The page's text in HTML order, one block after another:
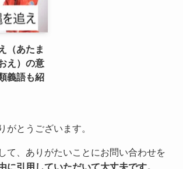
（あたま
え）の意
義語も紹
がとうございます。
て、ありがたいことにお問い合わせを
に引用していただいて大丈夫です。